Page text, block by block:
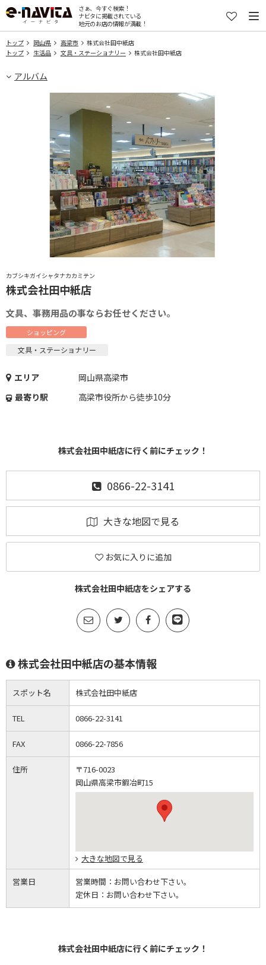
さぁ、今すぐ検索！
ナビタに掲載されている
地元のお店の情報が満載！
トップ 岡山県 高梁市
株式会社田中紙店
トップ
生活品 文具・ステーショナリー 株式会社田中紙店
アルバム
カブシキガイシャタナカカミテン
株式会社田中紙店
文具、事務用品の事ならお任せください。
ショッピング
文具・ステーショナリー
エリア
岡山県高梁市
最寄り駅
高梁市役所から徒歩10分
株式会社田中紙店に行く前にチェック！
0866-22-3141
大きな地図で見る
お気に入りに追加
株式会社田中紙店をシェアする
株式会社田中紙店の基本情報
スポット名 株式会社田中紙店
TEL 0866-22-3141
FAX 0866-22-7856
住所
〒716-0023
岡山県高梁市鍜冶町15
大きな地図で見る
営業日 営業時間： お問い合わせ下さい。
定休日： お問い合わせ下さい。
株式会社田中紙店に行く前にチェック！